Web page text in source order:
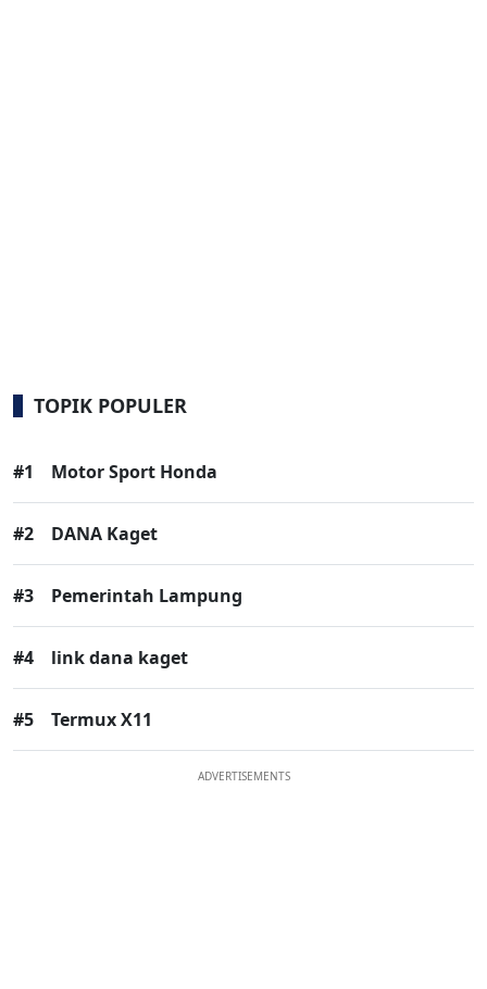
TOPIK POPULER
#1 Motor Sport Honda
#2 DANA Kaget
#3 Pemerintah Lampung
#4 link dana kaget
#5 Termux X11
ADVERTISEMENTS